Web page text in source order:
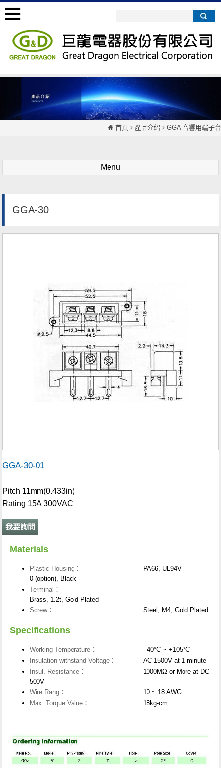
首頁 產品介紹 GGA 音響用端子台
Menu
GGA-30
GGA-30-01
Pitch 11mm(0.433in)
Rating 15A 300VAC
我要詢問
Materials
Plastic Housing：
PA66, UL94V-
0 (option), Black
Terminal：
Brass, 1.2t, Gold Plated
Screw：
Steel, M4, Gold Plated
Specifications
Working Temperature：
- 40°C ~ +105°C
Insulation withstand Voltage：
AC 1500V at 1 minute
Insul. Resistance：
1000MΩ or More at DC
500V
Wire Rang：
10 ~ 18 AWG
Max. Torque Value：
18kg-cm